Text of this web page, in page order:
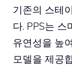
기존의 스테
다. PPS는
유연성을 높
모델을 제공